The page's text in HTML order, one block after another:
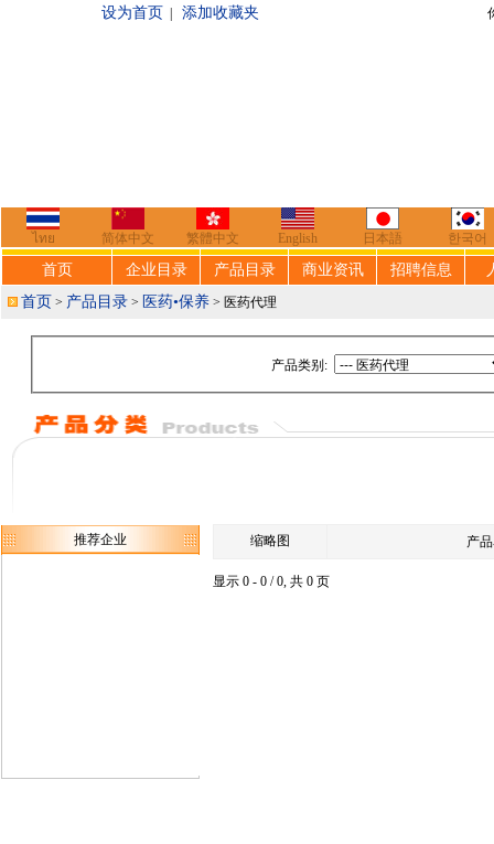
设为首页 添加收藏夹 你好，欢迎来到
ไทย 简体中文 繁體中文 English 日本語 한국어
首页 企业目录 产品目录 商业资讯 招聘信息
首页 > 产品目录 > 医药•保养 > 医药代理
产品类别:
推荐企业 缩略图 产
显示 0 - 0 / 0, 共 0 页